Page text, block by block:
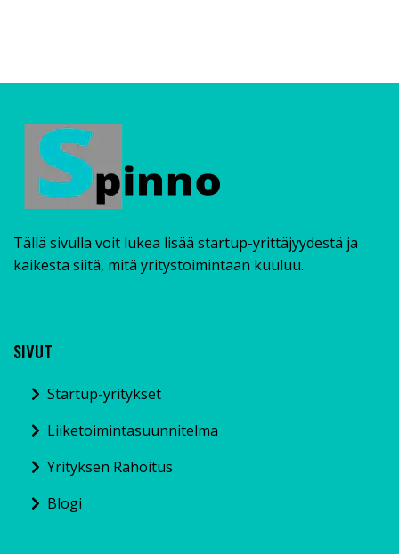
Tällä sivulla voit lukea lisää startup-yrittäjyydestä ja
kaikesta siitä, mitä yritystoimintaan kuuluu.
SIVUT
Startup-yritykset
Liiketoimintasuunnitelma
Yrityksen Rahoitus
Blogi